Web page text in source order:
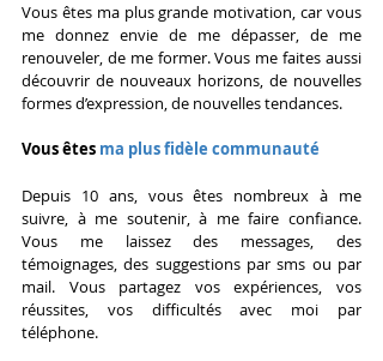
Vous êtes ma plus grande motivation, car vous
me donnez envie de me dépasser, de me
renouveler, de me former. Vous me faites aussi
découvrir de nouveaux horizons, de nouvelles
formes d’expression, de nouvelles tendances.
Vous êtes ma plus fidèle communauté
Depuis 10 ans, vous êtes nombreux à me
suivre, à me soutenir, à me faire confiance.
Vous me laissez des messages, des
témoignages, des suggestions par sms ou par
mail. Vous partagez vos expériences, vos
réussites, vos difficultés avec moi par
téléphone.